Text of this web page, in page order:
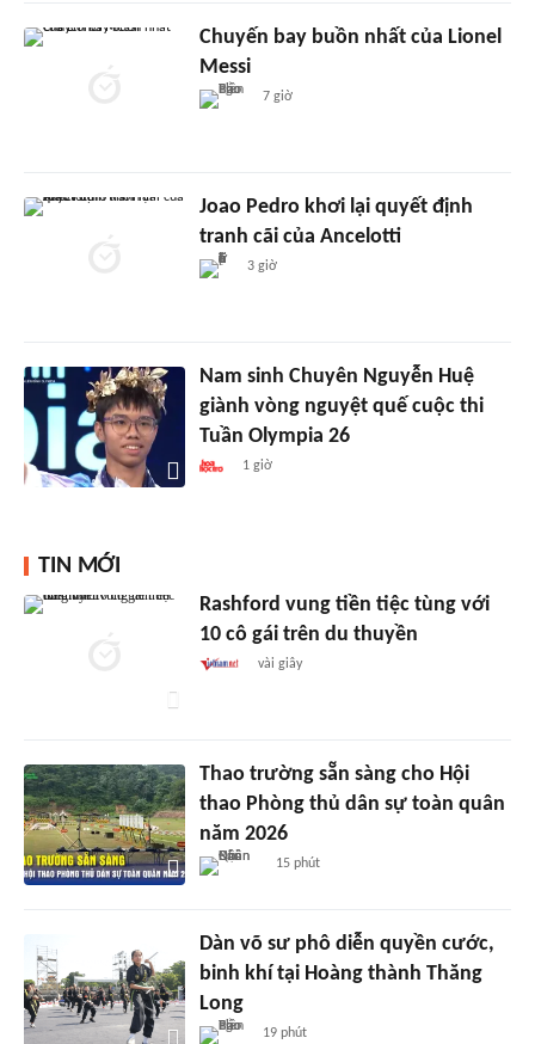
Chuyến bay buồn nhất của Lionel
Messi
7 giờ
Joao Pedro khơi lại quyết định
tranh cãi của Ancelotti
3 giờ
Nam sinh Chuyên Nguyễn Huệ
giành vòng nguyệt quế cuộc thi
Tuần Olympia 26
1 giờ
TIN MỚI
Rashford vung tiền tiệc tùng với
10 cô gái trên du thuyền
vài giây
Thao trường sẵn sàng cho Hội
thao Phòng thủ dân sự toàn quân
năm 2026
15 phút
Dàn võ sư phô diễn quyền cước,
binh khí tại Hoàng thành Thăng
Long
19 phút